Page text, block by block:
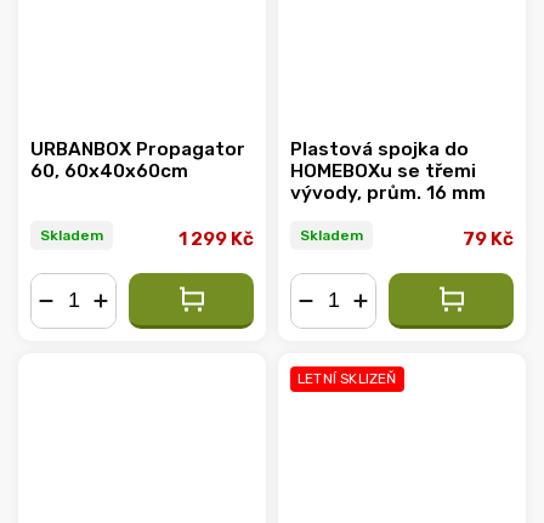
URBANBOX Propagator
60, 60x40x60cm
Skladem 1 299 Kč
Plastová spojka do
HOMEBOXu se třemi
vývody, prům. 16 mm
Skladem 79 Kč
LETNÍ SKLIZEŇ